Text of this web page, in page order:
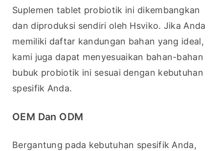
Suplemen tablet probiotik ini dikembangkan
dan diproduksi sendiri oleh Hsviko. Jika Anda
memiliki daftar kandungan bahan yang ideal,
kami juga dapat menyesuaikan bahan-bahan
bubuk probiotik ini sesuai dengan kebutuhan
spesifik Anda.
OEM Dan ODM
Bergantung pada kebutuhan spesifik Anda,